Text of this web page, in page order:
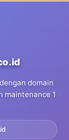
domain
maintenance 1